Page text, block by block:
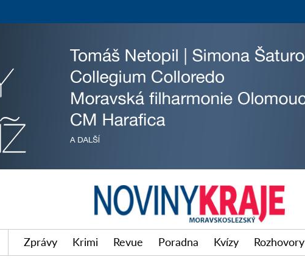
Zprávy Krimi Revue Poradna Kvízy Rozhovory